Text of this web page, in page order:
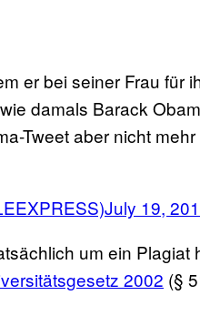
er bei seiner Frau für
damals Barack
Tweet aber nicht
July 19,
um ein Plagiat
2002 (§